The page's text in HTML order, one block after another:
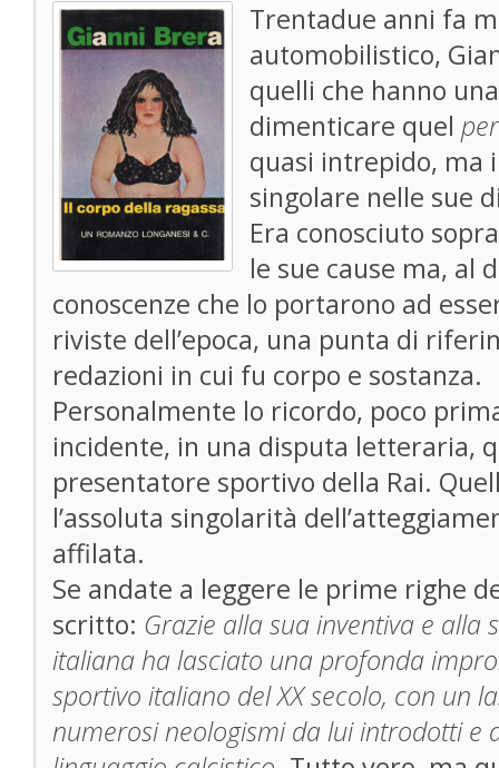
Trentadue anni fa
automobilistico,
quelli che hanno
dimenticare quel
quasi intrepido, ma
singolare nelle sue
Era conosciuto
le sue cause ma, al
conoscenze che lo portarono ad
riviste dell’epoca, una punta di
redazioni in cui fu corpo e sostanza.
Personalmente lo ricordo, poco
incidente, in una disputa letteraria,
presentatore sportivo della Rai.
l’assoluta singolarità
affilata.
Se andate a leggere le prime righe
scritto: Grazie alla sua inventiva e
italiana ha lasciato una profonda
sportivo italiano delXX secolo, con un
numerosineologismi da lui introdotti e